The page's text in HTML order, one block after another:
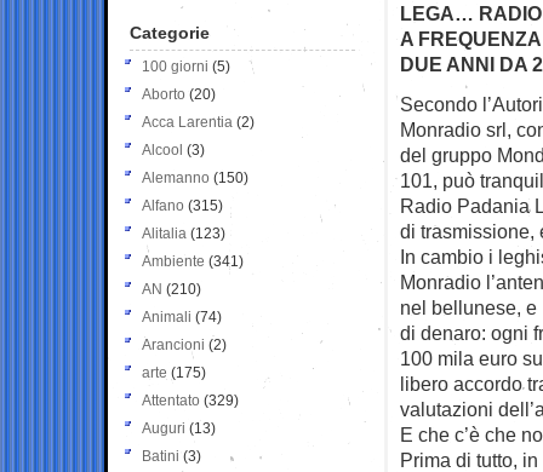
LEGA… RADIO
A
DUE ANNI DA
Secondo
Monradio srl,
del gruppo
101, può
Radio Padania
di trasmissione,
In cambio i
Monradio
nel bellunese, e
di denaro: ogni
100 mila euro
libero accordo
valutazioni
E che c’è che
Prima di tutto,
Categorie
100 giorni (5)
Aborto (20)
Acca Larentia (2)
Alcool (3)
Alemanno (150)
Alfano (315)
Alitalia (123)
Ambiente (341)
AN (210)
Animali (74)
Arancioni (2)
arte (175)
Attentato (329)
Auguri (13)
Batini (3)